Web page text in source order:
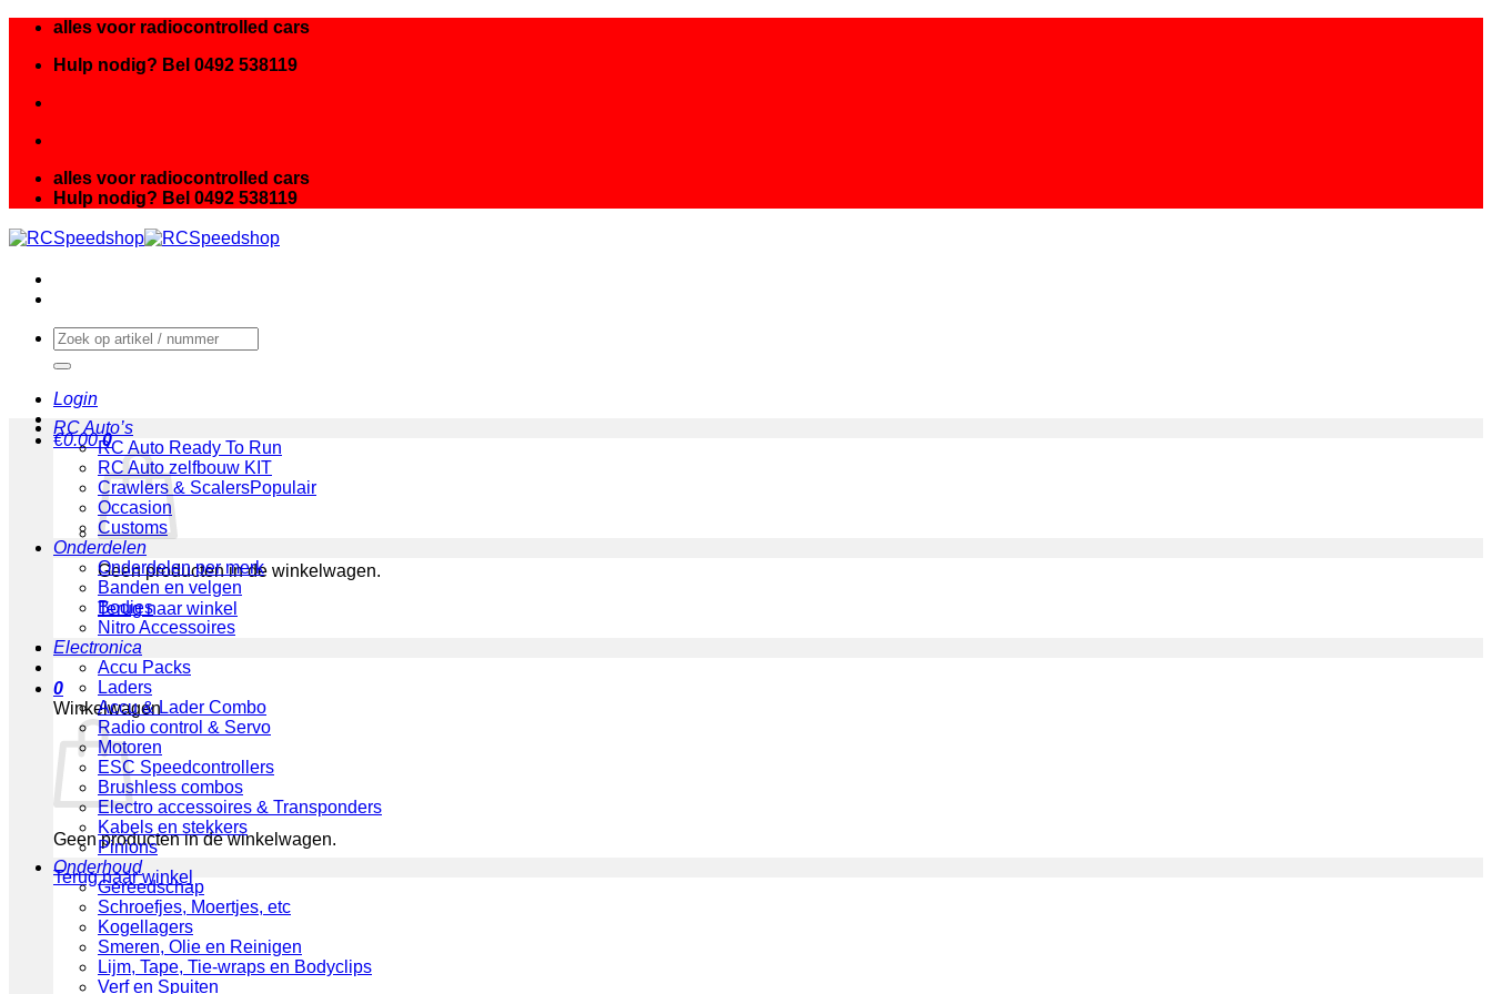
inhoud
alles voor radiocontrolled cars
Hulp nodig? Bel 0492 538119
alles voor radiocontrolled cars
Hulp nodig? Bel 0492 538119
Zoeken
naar:
Login
€0.00 0
Geen producten in de winkelwagen.
Terug naar winkel
0
Winkelwagen
Geen producten in de winkelwagen.
Terug naar winkel
RC Auto’s
RC Auto Ready To Run
RC Auto zelfbouw KIT
Crawlers & Scalers
Occasion
Customs
Onderdelen
Onderdelen per merk
Banden en velgen
Bodies
Nitro Accessoires
Electronica
Accu Packs
Laders
Accu & Lader Combo
Radio control & Servo
Motoren
ESC Speedcontrollers
Brushless combos
Electro accessoires & Transponders
Kabels en stekkers
Pinions
Onderhoud
Gereedschap
Schroefjes, Moertjes, etc
Kogellagers
Smeren, Olie en Reinigen
Lijm, Tape, Tie-wraps en Bodyclips
Verf en Spuiten